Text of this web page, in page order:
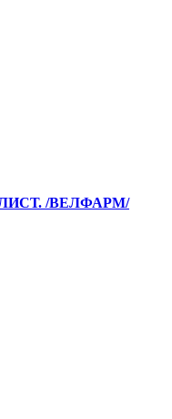
/ВЕЛФАРМ/